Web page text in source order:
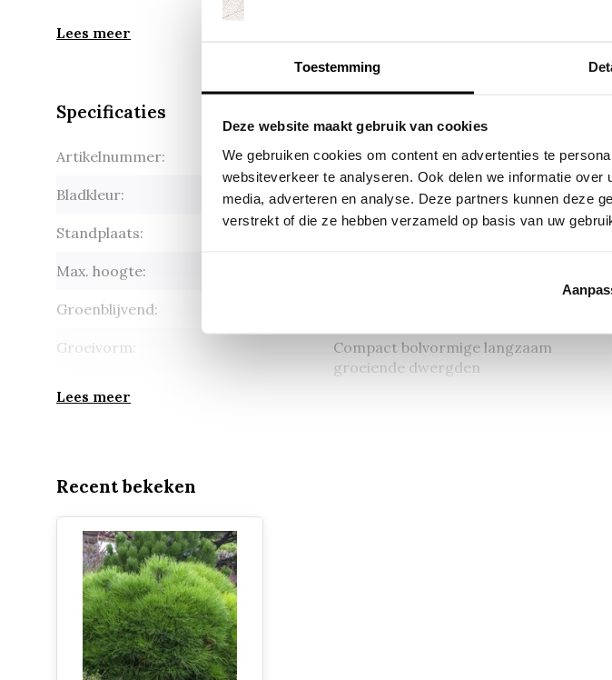
Toestemming
Deze website maakt gebruik van cookies
We gebruiken cookies om content en advertenties te
websiteverkeer te analyseren. Ook delen we informatie
media, adverteren en analyse. Deze partners kunnen deze
verstrekt of die ze hebben verzameld op basis van uw
Lees meer
Specificaties
Artikelnummer: Pinus mugo 'Varella'
Bladkleur: Donkergroen
Standplaats:
Max. hoogte:
Groenblijvend:
Groeivorm:
Compact bolvormige langzaam
groeiende dwergden
Lees meer
Recent bekeken